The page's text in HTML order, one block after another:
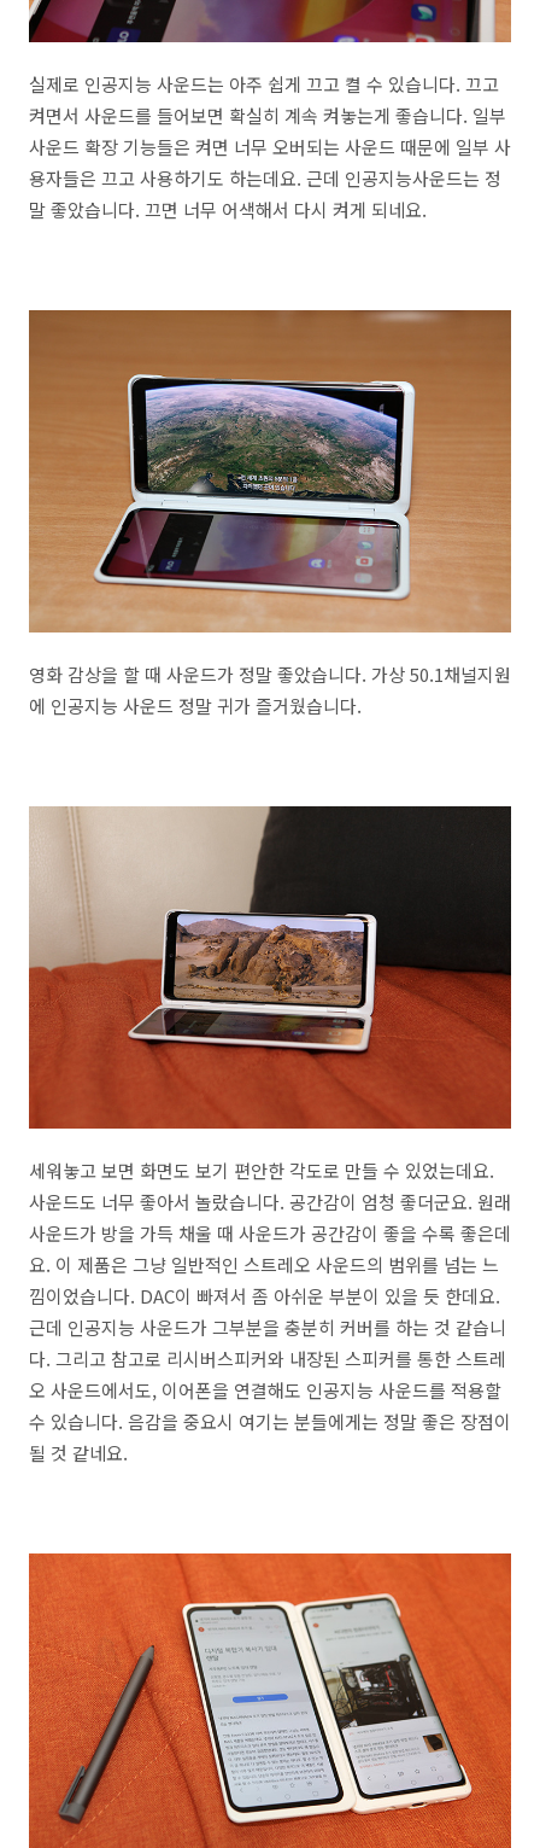
실제로 인공지능 사운드는 아주 쉽게 끄고 켤 수 있습니다. 끄고
켜면서 사운드를 들어보면 확실히 계속 켜놓는게 좋습니다. 일부
사운드 확장 기능들은 켜면 너무 오버되는 사운드 때문에 일부 사
용자들은 끄고 사용하기도 하는데요. 근데 인공지능사운드는 정
말 좋았습니다. 끄면 너무 어색해서 다시 켜게 되네요.
영화 감상을 할 때 사운드가 정말 좋았습니다. 가상 50.1채널지원
에 인공지능 사운드 정말 귀가 즐거웠습니다.
세워놓고 보면 화면도 보기 편안한 각도로 만들 수 있었는데요.
사운드도 너무 좋아서 놀랐습니다. 공간감이 엄청 좋더군요. 원래
사운드가 방을 가득 채울 때 사운드가 공간감이 좋을 수록 좋은데
요. 이 제품은 그냥 일반적인 스트레오 사운드의 범위를 넘는 느
낌이었습니다. DAC이 빠져서 좀 아쉬운 부분이 있을 듯 한데요.
근데 인공지능 사운드가 그부분을 충분히 커버를 하는 것 같습니
다. 그리고 참고로 리시버스피커와 내장된 스피커를 통한 스트레
오 사운드에서도, 이어폰을 연결해도 인공지능 사운드를 적용할
수 있습니다. 음감을 중요시 여기는 분들에게는 정말 좋은 장점이
될 것 같네요.